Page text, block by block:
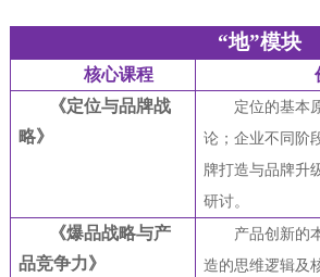
“地”模块
核心课程
《定位与品牌战
略》
定位的基本
论；企业不同阶
牌打造与品牌升
研讨。
《爆品战略与产
品竞争力》
产品创新的
造的思维逻辑及